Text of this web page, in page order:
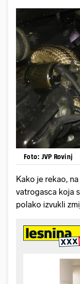
Foto: JVP Rovinj
Kako je rekao,
vatrogasca koja
polako izvukli